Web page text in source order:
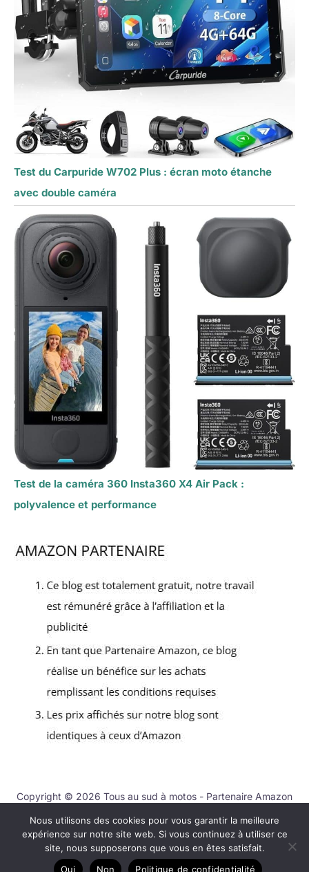
Test du Carpuride W702 Plus : écran moto étanche
avec double caméra
Test de la caméra 360 Insta360 X4 Air Pack :
polyvalence et performance
Copyright © 2026 Tous au sud à motos - Partenaire Amazon
Contact
Mentions légales
Politique de confidentialité
Nous utilisons des cookies pour vous garantir la meilleure
expérience sur notre site web. Si vous continuez à utiliser ce
site, nous supposerons que vous en êtes satisfait.
Oui
Non Politique de confidentialité